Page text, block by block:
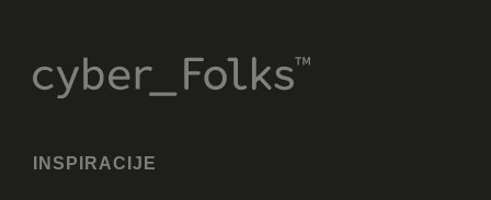
INSPIRACIJE